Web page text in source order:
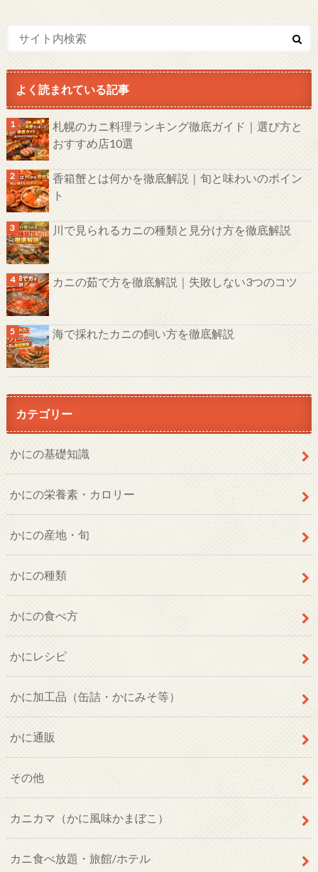
よく読まれている記事
札幌のカニ料理ランキング徹底ガイド｜選び方と
おすすめ店10選
香箱蟹とは何かを徹底解説｜旬と味わいのポイン
ト
川で見られるカニの種類と見分け方を徹底解説
カニの茹で方を徹底解説｜失敗しない3つのコツ
海で採れたカニの飼い方を徹底解説
カテゴリー
かにの基礎知識
かにの栄養素・カロリー
かにの産地・旬
かにの種類
かにの食べ方
かにレシピ
かに加工品（缶詰・かにみそ等）
かに通販
その他
カニカマ（かに風味かまぼこ）
カニ食べ放題・旅館/ホテル